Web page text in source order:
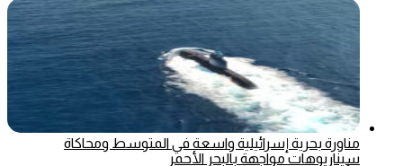
مناورة بحرية إسرائيلية واسعة في المتوسط ومحاكاة
سيناريوهات مواجهة بالبحر الأحمر